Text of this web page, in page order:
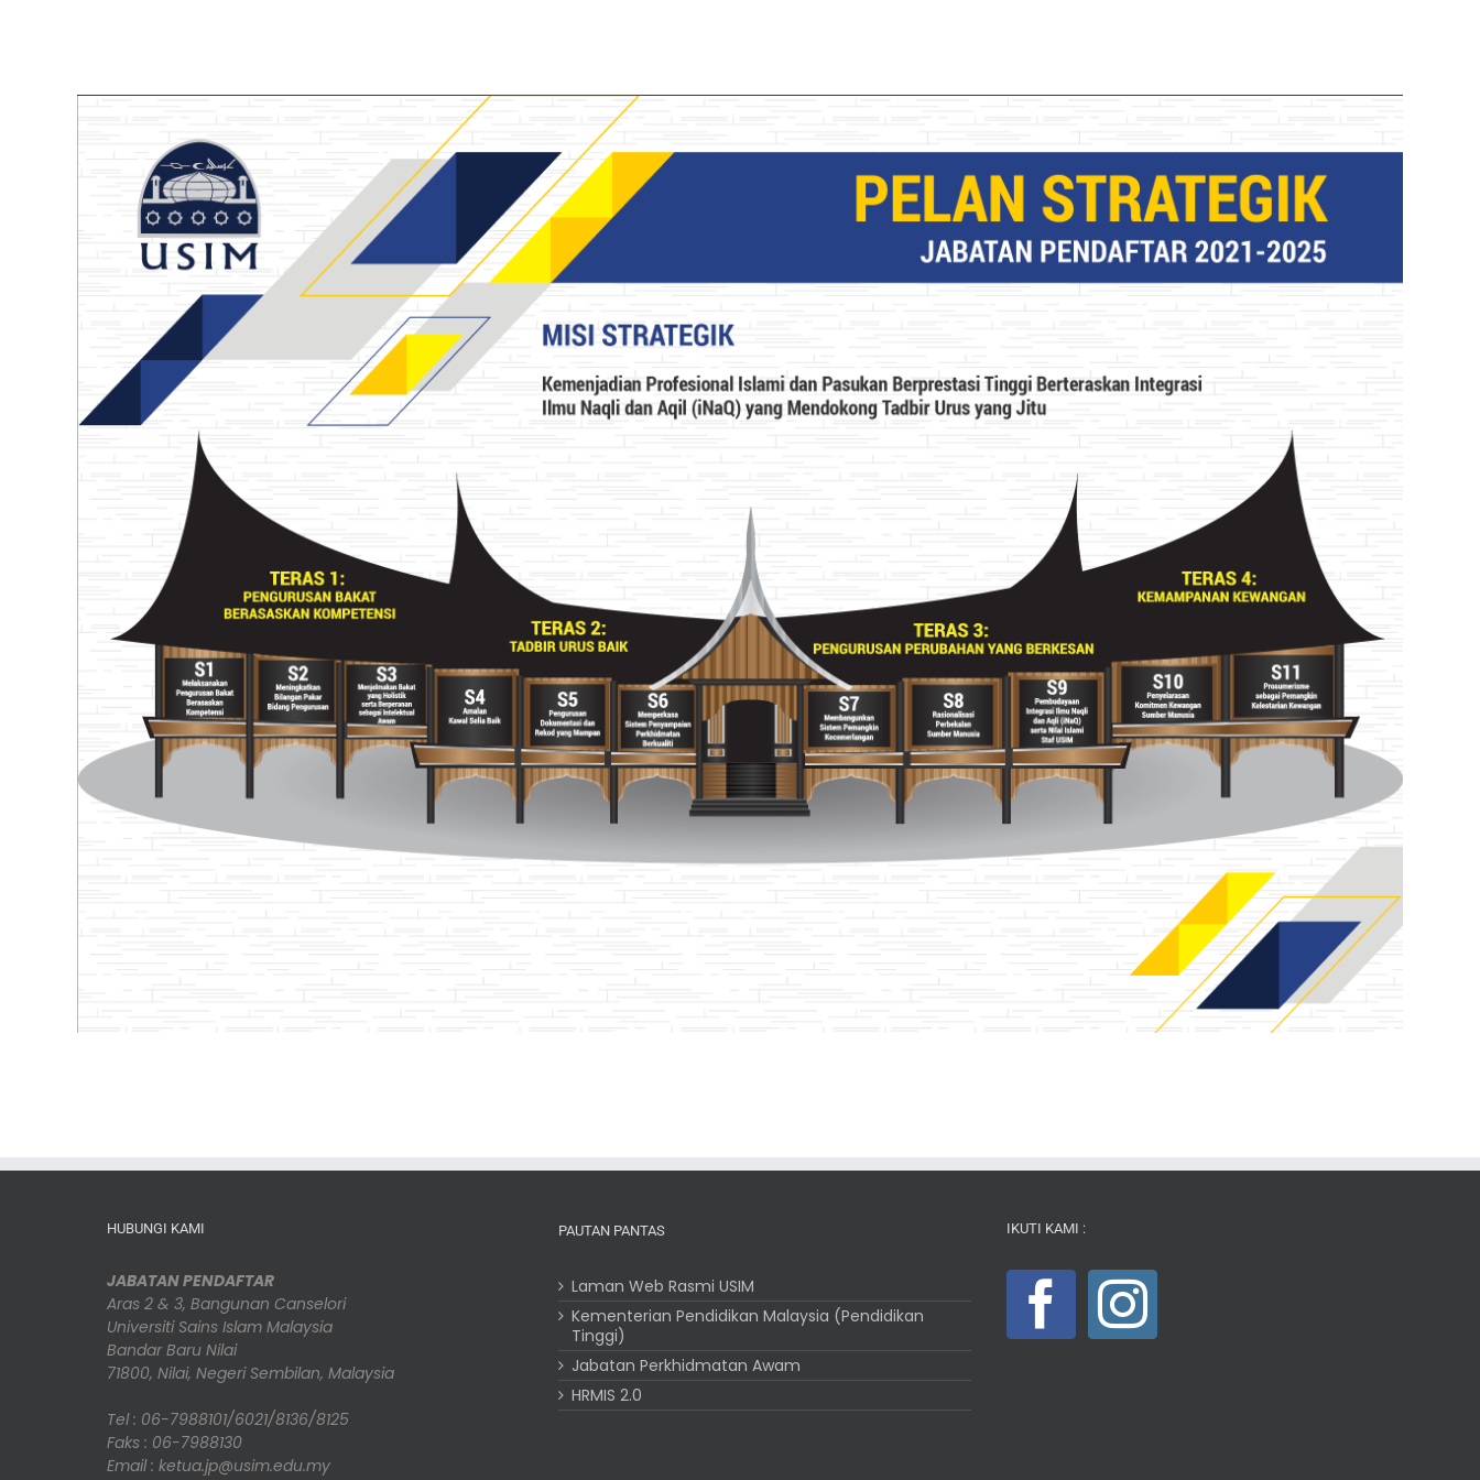
HUBUNGI KAMI
JABATAN PENDAFTAR
Aras 2 & 3, Bangunan Canselori
Universiti Sains Islam Malaysia
Bandar Baru Nilai
71800, Nilai, Negeri Sembilan, Malaysia
Tel : 06-7988101/6021/8136/8125
Faks : 06-7988130
Email : ketua.jp@usim.edu.my
PAUTAN PANTAS
Laman Web Rasmi USIM
Kementerian Pendidikan Malaysia (Pendidikan
Tinggi)
Jabatan Perkhidmatan Awam
HRMIS 2.0
IKUTI KAMI :